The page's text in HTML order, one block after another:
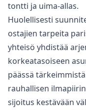
tontti ja uima-allas.
Huolellisesti
ostajien ‌tarpeita
‌yhteisö yhdistää
‌korkeatasoiseen
‌päässä
‌rauhallisen
‌sijoitus ‌kestävään